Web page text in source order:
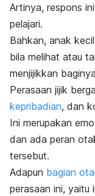
Artinya, respons
pelajari.
Bahkan, anak
bila melihat atau
menjijikkan
Perasaan jijik
kepribadian, dan
Ini merupakan
dan ada peran
tersebut.
Adapun bagian
perasaan ini, yaitu